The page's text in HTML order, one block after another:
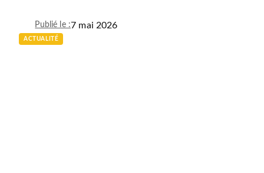
Publié le :7 mai 2026
ACTUALITÉ